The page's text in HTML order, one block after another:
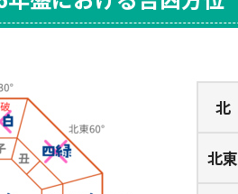
北
北東